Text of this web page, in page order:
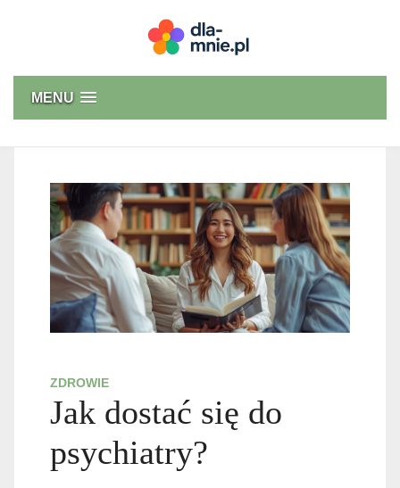
MENU
ZDROWIE
Jak dostać się do
psychiatry?